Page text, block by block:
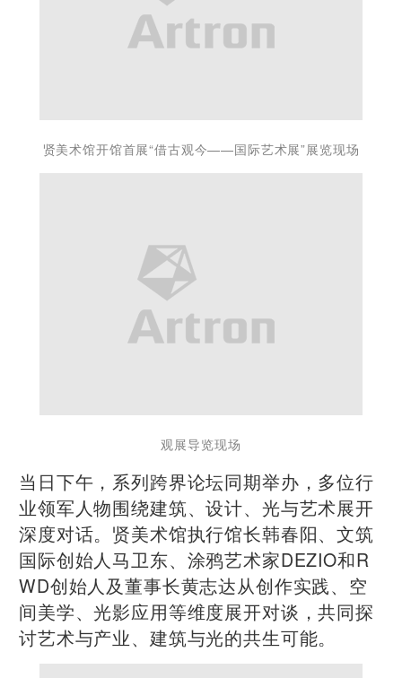
贤美术馆开馆首展“借古观今——国际艺术展”展览现场
观展导览现场
当日下午，系列跨界论坛同期举办，多位行
业领军人物围绕建筑、设计、光与艺术展开
深度对话。贤美术馆执行馆长韩春阳、文筑
国际创始人马卫东、涂鸦艺术家DEZIO和R
WD创始人及董事长黄志达从创作实践、空
间美学、光影应用等维度展开对谈，共同探
讨艺术与产业、建筑与光的共生可能。